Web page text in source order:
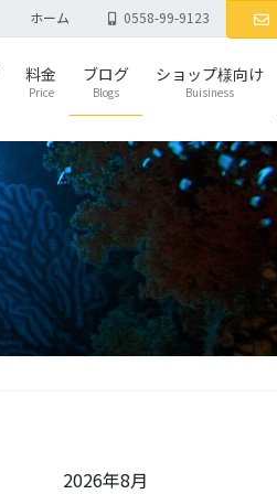
ホーム 0558-99-9123
料金
Price
ブログ
Blogs
ショップ様向け
Buisiness
2026年8月